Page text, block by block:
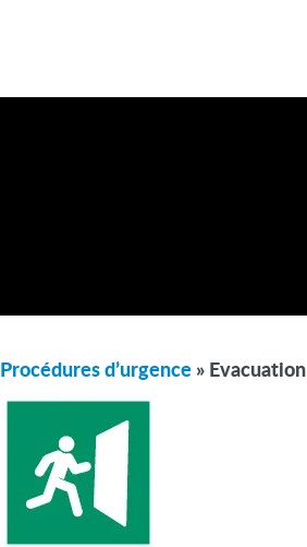
Procédures d’urgence » Evacuation